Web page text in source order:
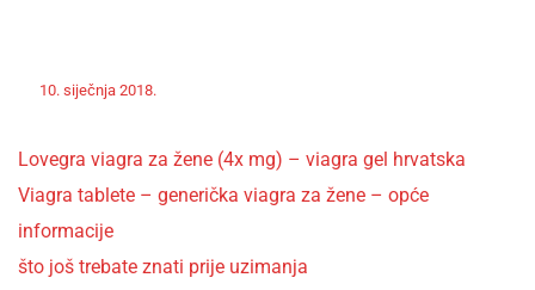
10. siječnja 2018.
Lovegra viagra za žene (4x mg) – viagra gel hrvatska
Viagra tablete – generička viagra za žene – opće
informacije
što još trebate znati prije uzimanja